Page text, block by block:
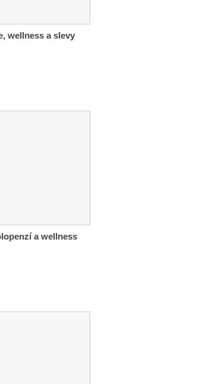
wellness a slevy
a wellness